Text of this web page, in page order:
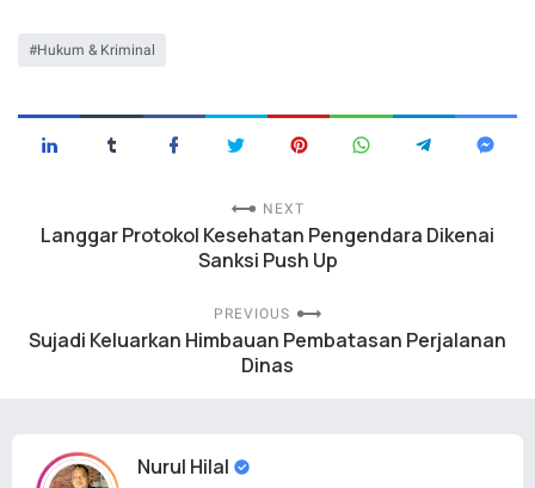
Hukum & Kriminal
NEXT
Langgar Protokol Kesehatan Pengendara Dikenai
Sanksi Push Up
PREVIOUS
Sujadi Keluarkan Himbauan Pembatasan Perjalanan
Dinas
Nurul Hilal